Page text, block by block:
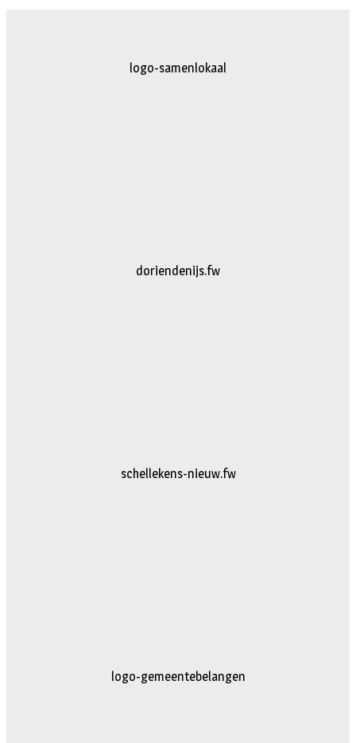
logo-herpten.fw
logo-bakkerijvanDoorn
logo-vanhattum-nieuw.fw
AG-Techniek